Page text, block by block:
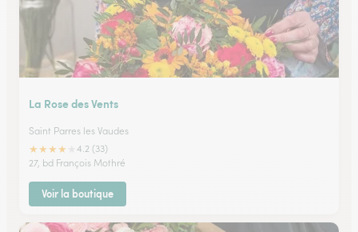
La Rose des Vents
Saint Parres les Vaudes
★★★★
4.2 (33)
27, bd François Mothré
Voir la boutique